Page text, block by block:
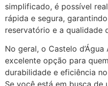
simplificado, é possível
rápida e segura,
reservatório e a qualidade
No geral, o Castelo
excelente opção para
durabilidade e eficiência
Se você está em busca de